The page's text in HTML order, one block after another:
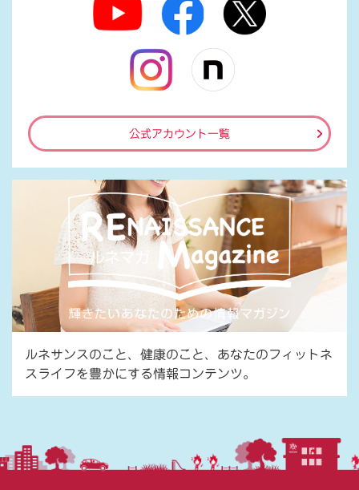
公式アカウント一覧
ルネサンスのこと、健康のこと、あなたのフィットネ
スライフを豊かにする情報コンテンツ。